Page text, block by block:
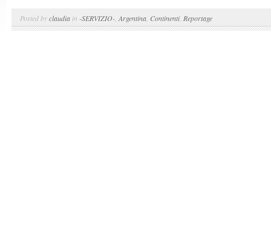
Posted byclaudia in -SERVIZIO- Argentina Continenti, Reportage